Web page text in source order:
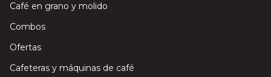
Café en grano y molido
Combos
Ofertas
Cafeteras y máquinas de café